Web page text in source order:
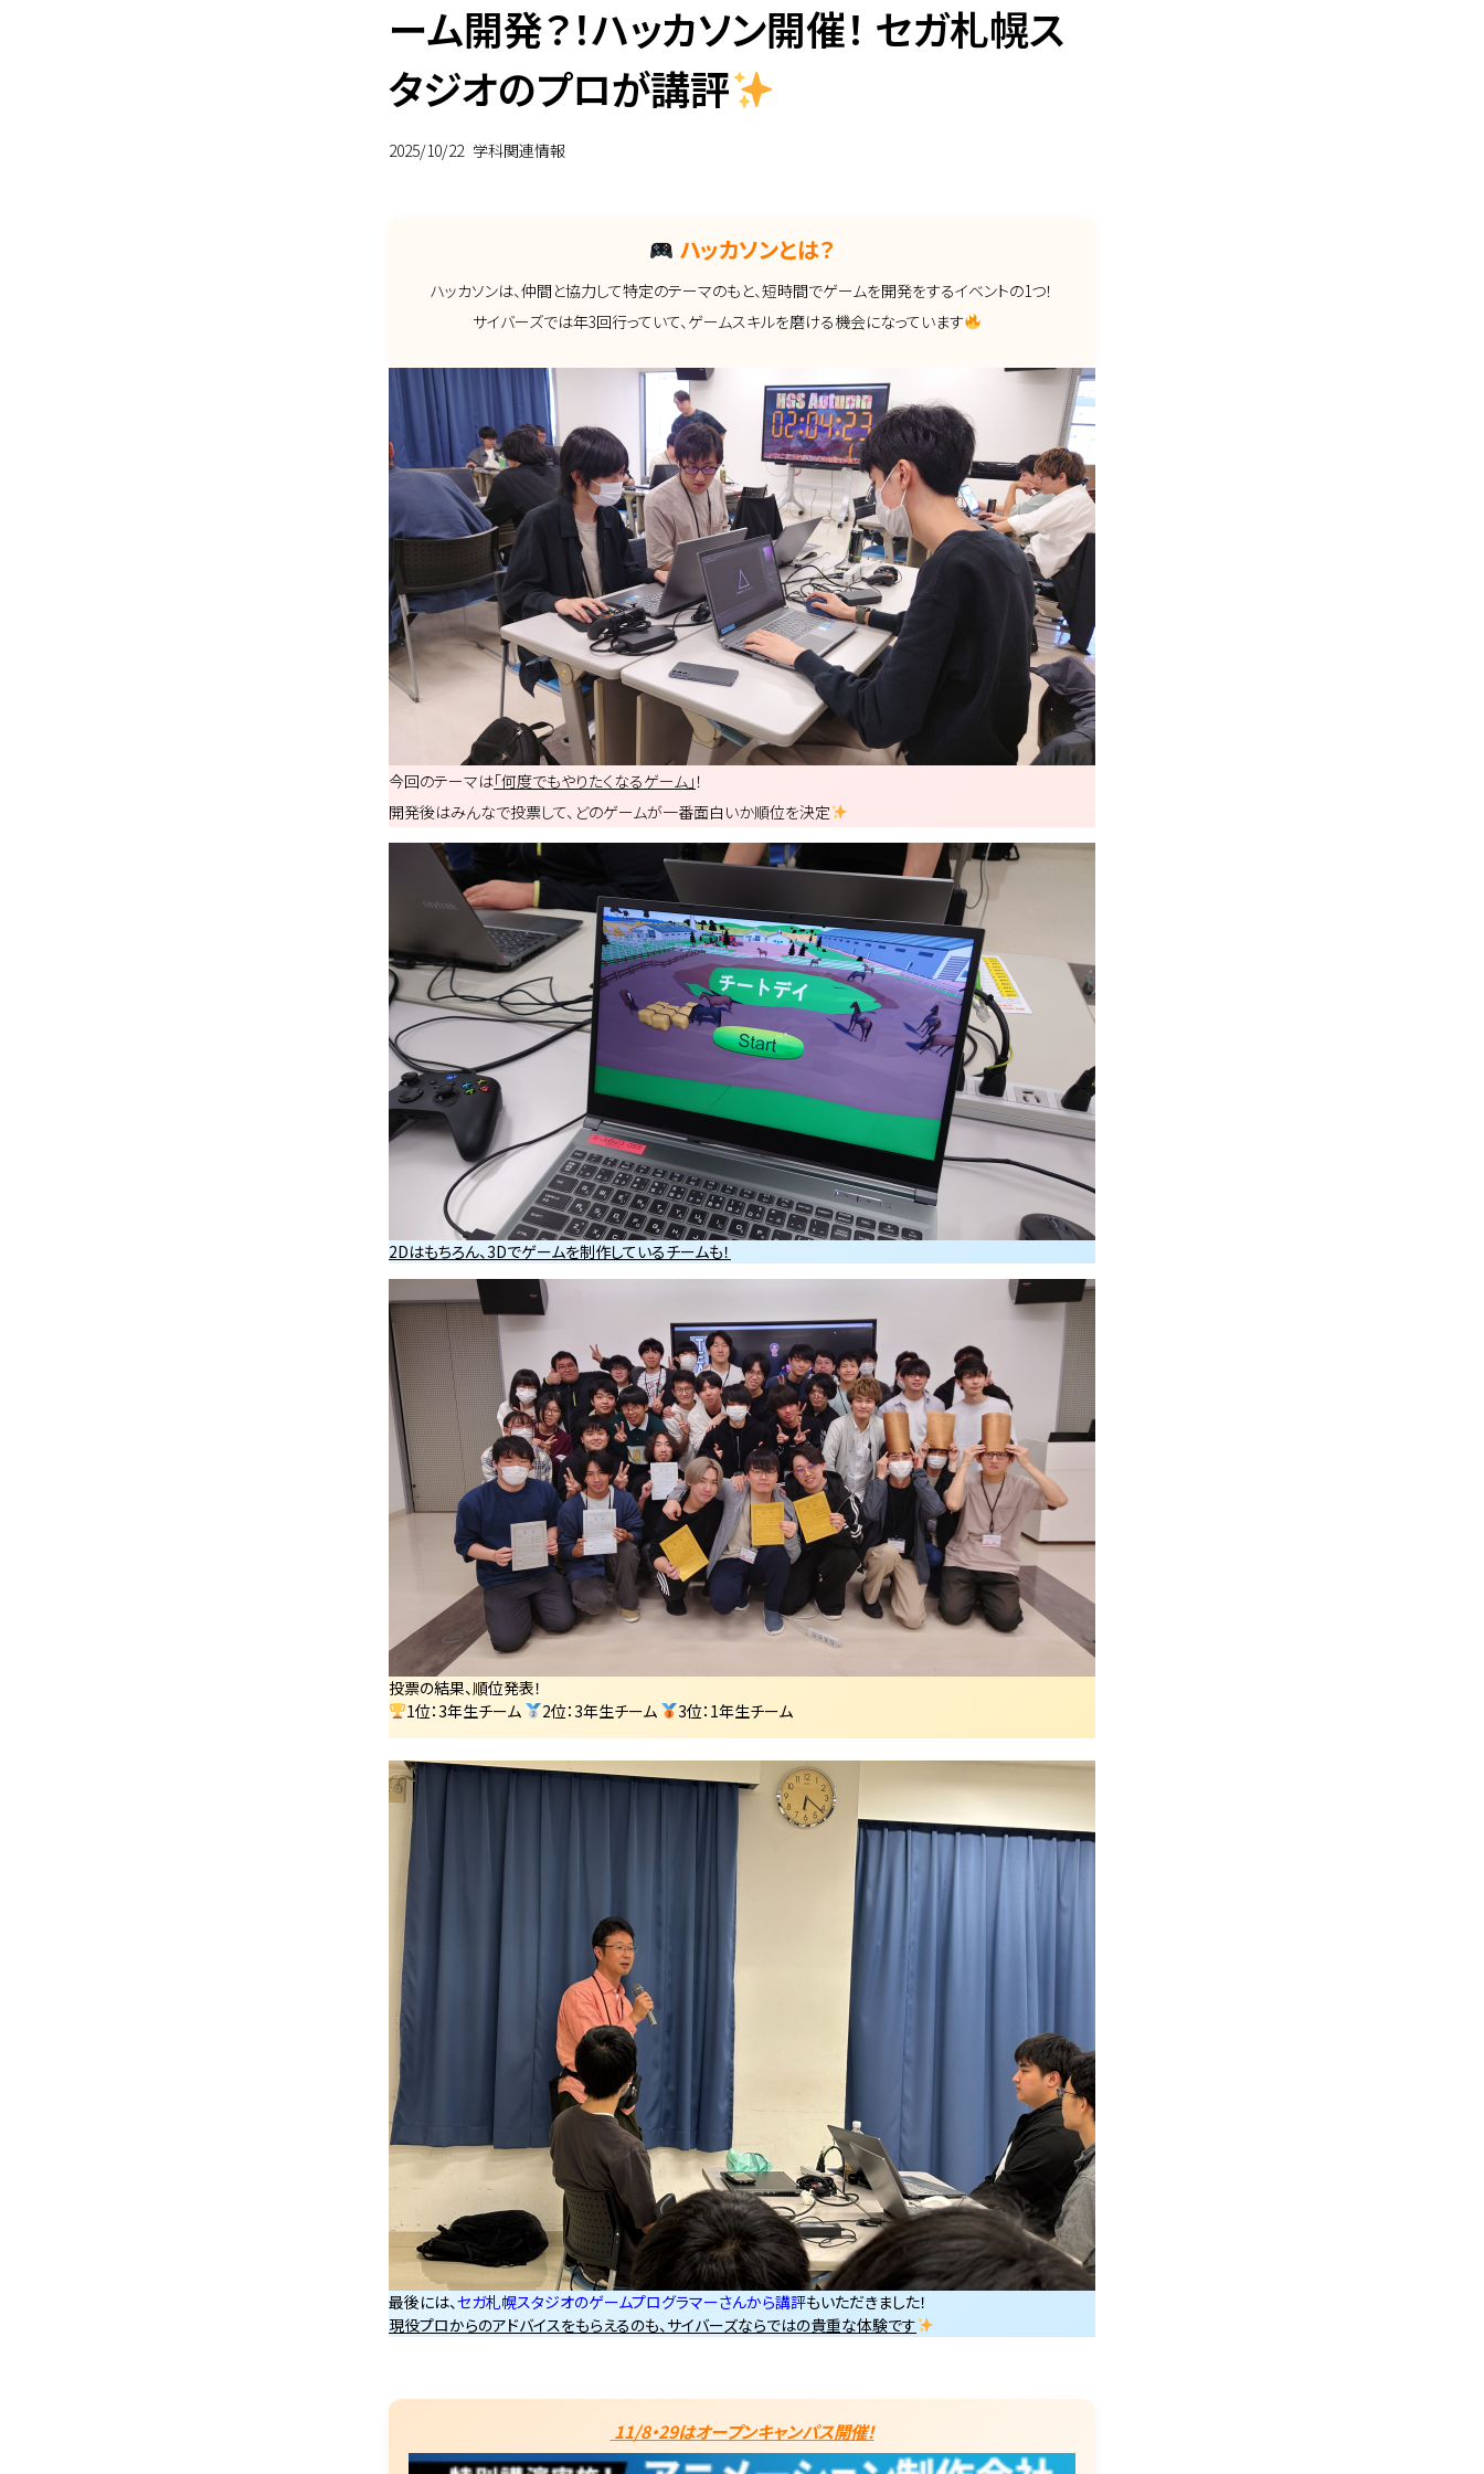
ーム開発？！ハッカソン開催！ セガ札幌ス
タジオのプロが講評
2025/10/22 学科関連情報
ハッカソンとは？
ハッカソンは、仲間と協力して特定のテーマのもと、短時間でゲームを開発をするイベントの1つ！
サイバーズでは年3回行っていて、ゲームスキルを磨ける機会になっています
今回のテーマは「何度でもやりたくなるゲーム」 ！
開発後はみんなで投票して、どのゲームが一番面白いか順位を決定
2Dはもちろん、3Dでゲームを制作しているチームも！
投票の結果、順位発表！
1位：3年生チーム
2位：3年生チーム 3位：1年生チーム
最後には、セガ札幌スタジオのゲームプログラマーさんから講評もいただきました！
現役プロからのアドバイスをもらえるのも、サイバーズならではの貴重な体験です
11/8・29はオープンキャンパス開催！